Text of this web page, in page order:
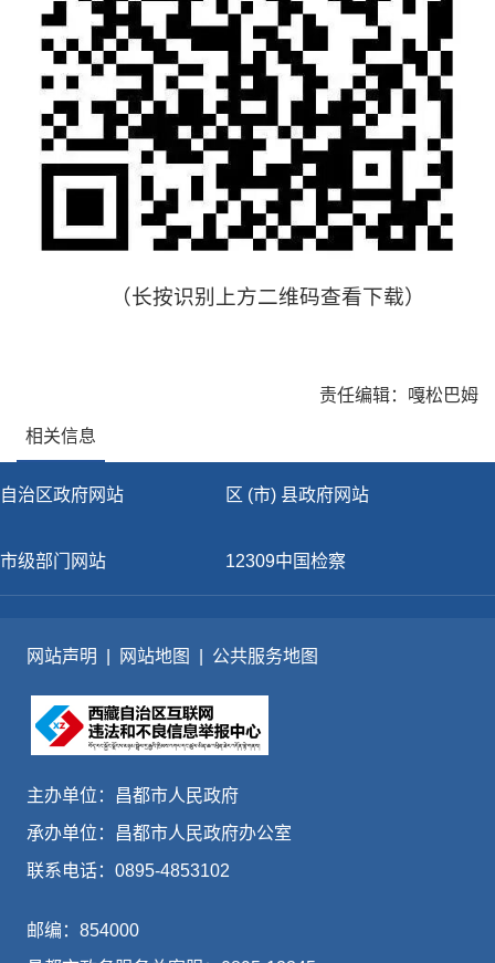
（长按识别上方二维码查看下载）
责任编辑：嘎松巴姆
相关信息
自治区政府网站 区 (市) 县政府网站
市级部门网站 12309中国检察
网站声明 网站地图 公共服务地图
主办单位：昌都市人民政府
承办单位：昌都市人民政府办公室
联系电话：0895-4853102
邮编：854000